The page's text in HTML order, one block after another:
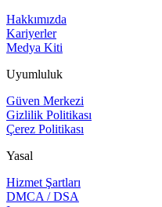
Hakkımızda
Kariyerler
Medya Kiti
Uyumluluk
Güven Merkezi
Gizlilik Politikası
Çerez Politikası
Yasal
Hizmet Şartları
DMCA / DSA